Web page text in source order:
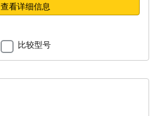
查看详细信息
比较型号